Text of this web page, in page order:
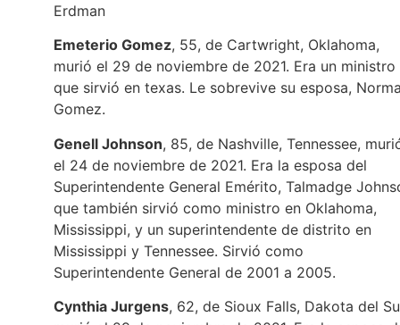
Erdman
Emeterio Gomez, 55, de Cartwright, Oklahoma,
murió el 29 de noviembre de 2021. Era un ministro
que sirvió en texas. Le sobrevive su esposa,
Gomez.
Genell Johnson, 85, de Nashville, Tennessee,
el 24 de noviembre de 2021. Era la esposa del
Superintendente General Emérito, Talmadge
que también sirvió como ministro en Oklahoma,
Mississippi, y un superintendente de distrito en
Mississippi y Tennessee. Sirvió como
Superintendente General de 2001 a 2005.
Cynthia Jurgens, 62, de Sioux Falls, Dakota del